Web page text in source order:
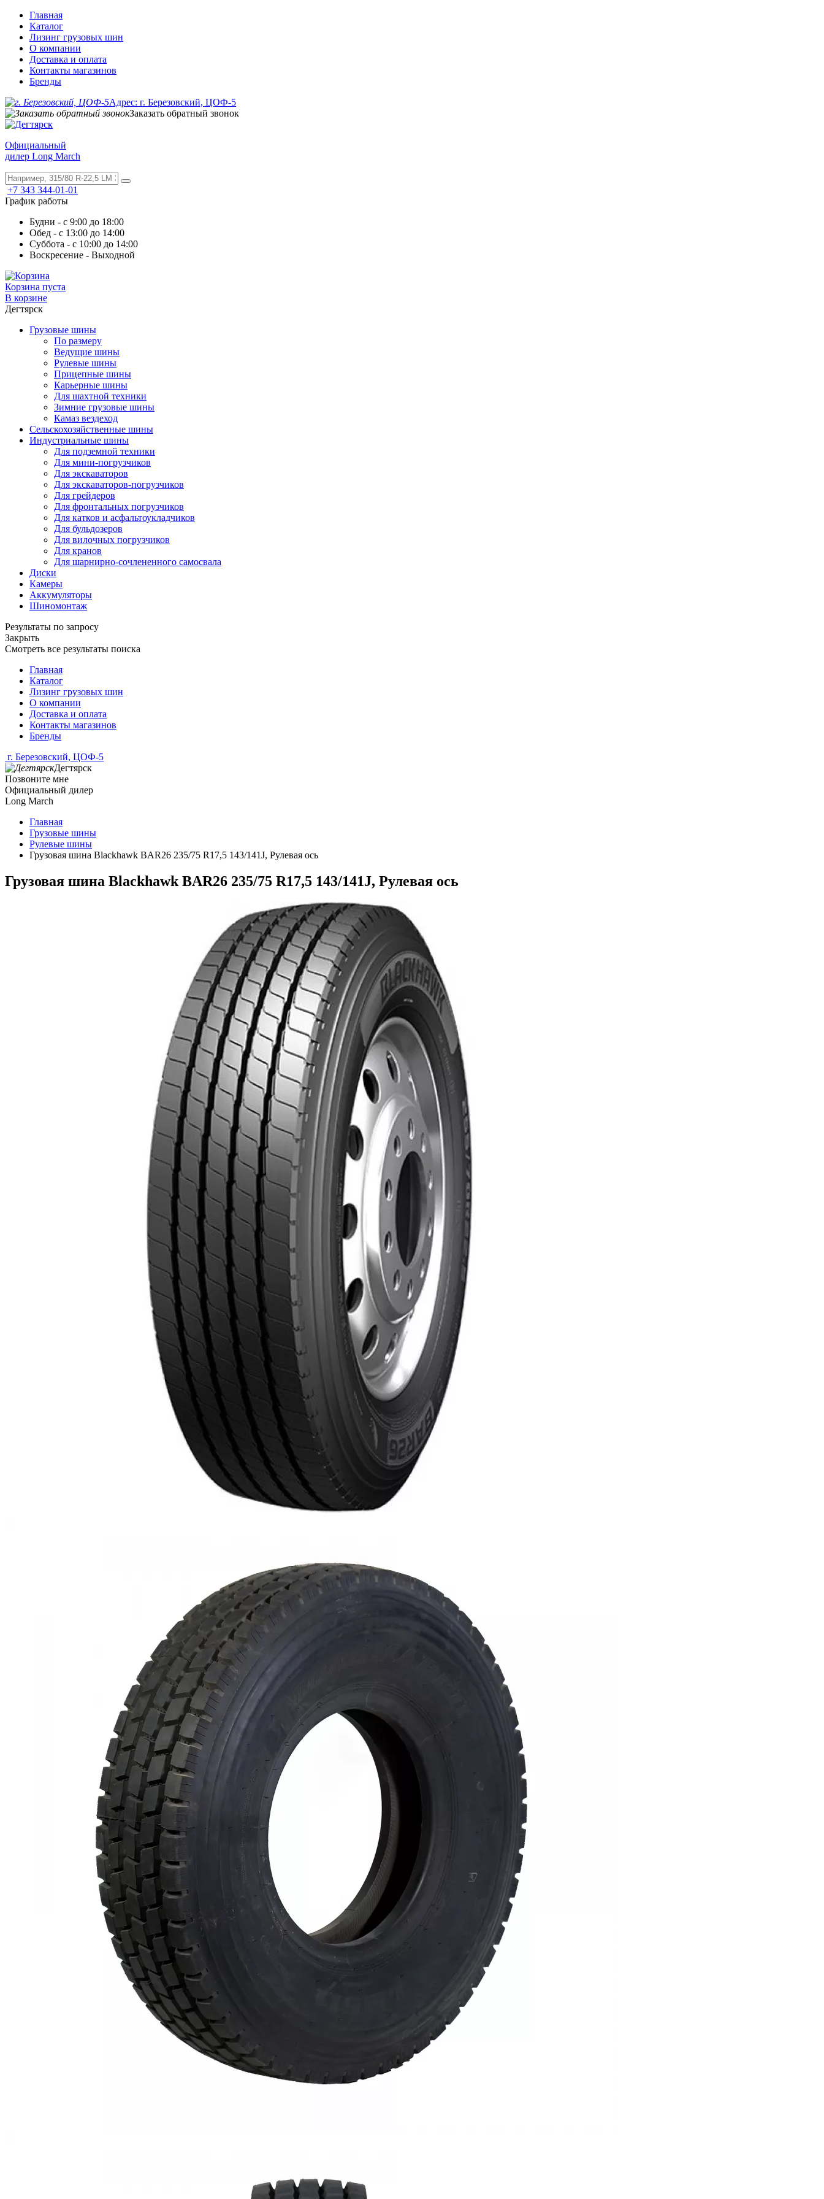
Главная
Каталог
Лизинг грузовых шин
О компании
Доставка и оплата
Контакты магазинов
Бренды
Адрес: г. Березовский, ЦОФ-5
Заказать обратный звонок
Официальный
дилер Long March
+7 343 344-01-01
График работы
Будни - с 9:00 до 18:00
Обед - с 13:00 до 14:00
Суббота - с 10:00 до 14:00
Воскресение - Выходной
Корзина пуста
В корзине
Дегтярск
Грузовые шины
По размеру
Ведущие шины
Рулевые шины
Прицепные шины
Карьерные шины
Для шахтной техники
Зимние грузовые шины
Камаз вездеход
Сельскохозяйственные шины
Индустриальные шины
Для подземной техники
Для мини-погрузчиков
Для экскаваторов
Для экскаваторов-погрузчиков
Для грейдеров
Для фронтальных погрузчиков
Для катков и асфальтоукладчиков
Для бульдозеров
Для вилочных погрузчиков
Для кранов
Для шарнирно-сочлененного самосвала
Диски
Камеры
Аккумуляторы
Шиномонтаж
Результаты по запросу
Закрыть
Смотреть все результаты поиска
Главная
Каталог
Лизинг грузовых шин
О компании
Доставка и оплата
Контакты магазинов
Бренды
г. Березовский, ЦОФ-5
Дегтярск
Позвоните мне
Официальный дилер
Long March
Главная
Грузовые шины
Рулевые шины
Грузовая шина Blackhawk BAR26 235/75 R17,5 143/141J, Рулевая ось
Грузовая шина Blackhawk BAR26 235/75 R17,5 143/141J, Рулевая ось